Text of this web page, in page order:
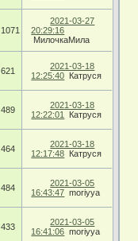
1071
2021-03-27
20:29:16
МилочкаМила
621
2021-03-18
12:25:40 Катруся
489
2021-03-18
12:22:01
Катруся
464
2021-03-18
12:17:48 Катруся
484
2021-03-05
16:43:47 moriyya
433
2021-03-05
16:41:06 moriyya